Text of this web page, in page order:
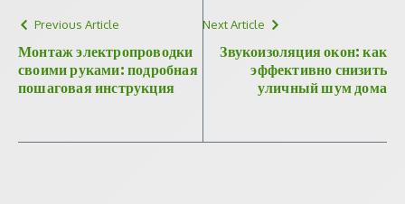
Previous Article
Монтаж электропроводки
своими руками: подробная
пошаговая инструкция
Next Article
Звукоизоляция окон: как
эффективно снизить
уличный шум дома